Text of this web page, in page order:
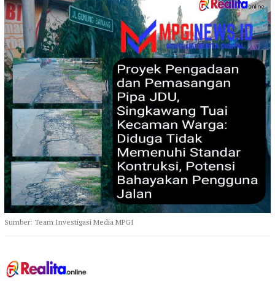
Sumber: Team Investigasi Media MPGI